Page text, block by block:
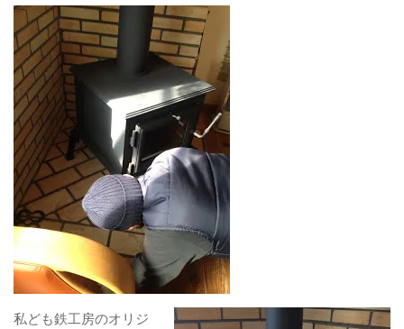
私ども鉄工房のオリジ